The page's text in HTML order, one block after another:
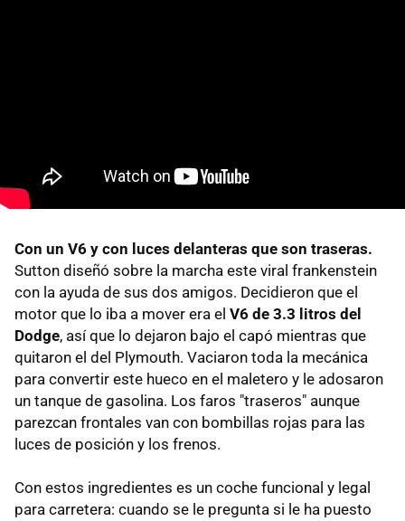
Con un V6 y con luces delanteras que son traseras.
Sutton diseñó sobre la marcha este viral frankenstein
con la ayuda de sus dos amigos. Decidieron que el
motor que lo iba a mover era el V6 de 3.3 litros del
Dodge, así que lo dejaron bajo el capó mientras que
quitaron el del Plymouth. Vaciaron toda la mecánica
para convertir este hueco en el maletero y le adosaron
un tanque de gasolina. Los faros "traseros" aunque
parezcan frontales van con bombillas rojas para las
luces de posición y los frenos.
Con estos ingredientes es un coche funcional y legal
para carretera: cuando se le pregunta si le ha puesto